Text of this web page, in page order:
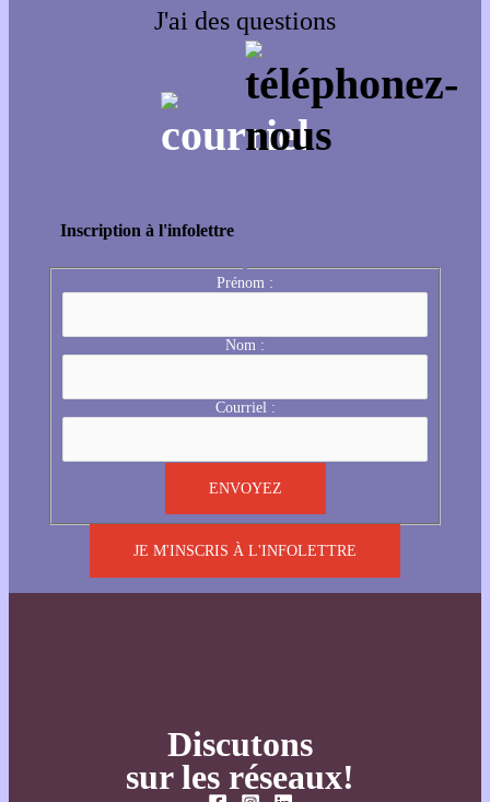
J'ai des questions
Inscription à l'infolettre
Prénom :
Nom :
Courriel :
JE M'INSCRIS À L'INFOLETTRE
Discutons
sur les réseaux!